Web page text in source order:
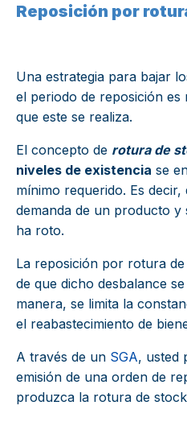
Reposición por
Una estrategia para bajar
el periodo de reposición
que este se realiza.
El concepto de rotura de
niveles de existencia se
mínimo requerido. Es
demanda de un producto y
ha roto.
La reposición por rotura
de que dicho desbalance
manera, se limita la
el reabastecimiento de
A través de un SGA, usted
emisión de una orden de
produzca la rotura de